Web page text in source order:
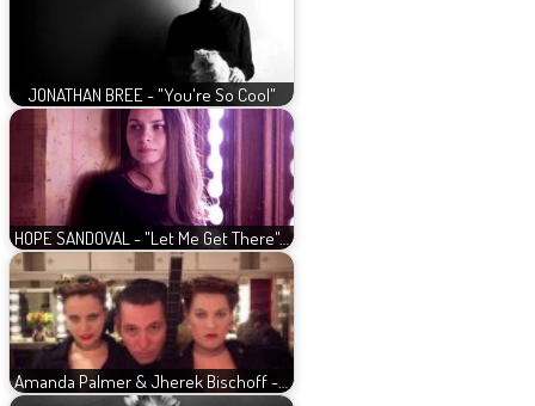
JONATHAN BREE - "You're So Cool"
HOPE SANDOVAL - "Let Me Get There"…
Amanda Palmer & Jherek Bischoff -…